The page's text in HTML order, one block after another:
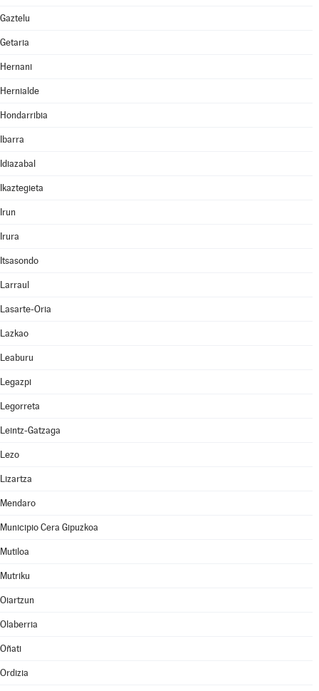
Gaztelu
Getaria
Hernani
Hernialde
Hondarribia
Ibarra
Idiazabal
Ikaztegieta
Irun
Irura
Itsasondo
Larraul
Lasarte-Oria
Lazkao
Leaburu
Legazpi
Legorreta
Leintz-Gatzaga
Lezo
Lizartza
Mendaro
Municipio Cera Gipuzkoa
Mutiloa
Mutriku
Oiartzun
Olaberria
Oñati
Ordizia